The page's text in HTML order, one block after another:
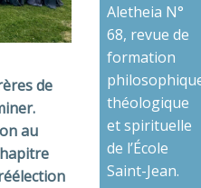
de
au
Aletheia N°
68, revue de
formation
théologique
et spirituelle
de l’École
Saint-Jean.